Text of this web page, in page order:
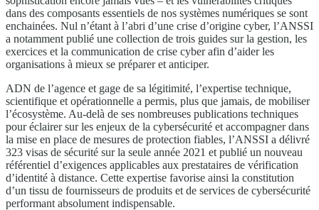
dans des composants essentiels de nos systèmes numériques se sont
enchainées. Nul n’étant à l’abri d’une crise d’origine cyber, l’ANSSI
a notamment publié une collection de trois guides sur la gestion, les
exercices et la communication de crise cyber afin d’aider les
organisations à mieux se préparer et anticiper.
ADN de l’agence et gage de sa légitimité, l’expertise technique,
scientifique et opérationnelle a permis, plus que jamais, de mobiliser
l’écosystème. Au-delà de ses nombreuses publications techniques
pour éclairer sur les enjeux de la cybersécurité et accompagner dans
la mise en place de mesures de protection fiables, l’ANSSI a délivré
323 visas de sécurité sur la seule année 2021 et publié un nouveau
référentiel d’exigences applicables aux prestataires de vérification
d’identité à distance. Cette expertise favorise ainsi la constitution
d’un tissu de fournisseurs de produits et de services de cybersécurité
performant absolument indispensable.